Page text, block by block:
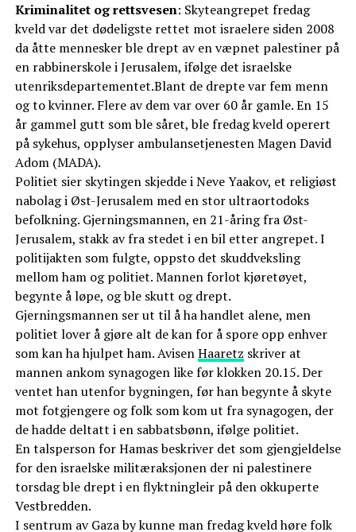
Kriminalitet og rettsvesen: Skyteangrepet fredag
kveld var det dødeligste rettet mot israelere siden 2008
da åtte mennesker ble drept av en væpnet palestiner på
en rabbinerskole i Jerusalem, ifølge det israelske
utenriksdepartementet.Blant de drepte var fem menn
og to kvinner. Flere av dem var over 60 år gamle. En 15
år gammel gutt som ble såret, ble fredag kveld operert
på sykehus, opplyser ambulansetjenesten Magen David
Adom (MADA).
Politiet sier skytingen skjedde i Neve Yaakov, et religiøst
nabolag i Øst-Jerusalem med en stor ultraortodoks
befolkning. Gjerningsmannen, en 21-åring fra Øst-
Jerusalem, stakk av fra stedet i en bil etter angrepet. I
politijakten som fulgte, oppsto det skuddveksling
mellom ham og politiet. Mannen forlot kjøretøyet,
begynte å løpe, og ble skutt og drept.
Gjerningsmannen ser ut til å ha handlet alene, men
politiet lover å gjøre alt de kan for å spore opp enhver
som kan ha hjulpet ham. AvisenHaaretz skriver at
mannen ankom synagogen like før klokken 20.15. Der
ventet han utenfor bygningen, før han begynte å skyte
mot fotgjengere og folk som kom ut fra synagogen, der
de hadde deltatt i en sabbatsbønn, ifølge politiet.
En talsperson for Hamas beskriver det som gjengjeldelse
for den israelske militæraksjonen der ni palestinere
torsdag ble drept i en flyktningleir på den okkuperte
Vestbredden.
I sentrum av Gaza by kunne man fredag kveld høre folk